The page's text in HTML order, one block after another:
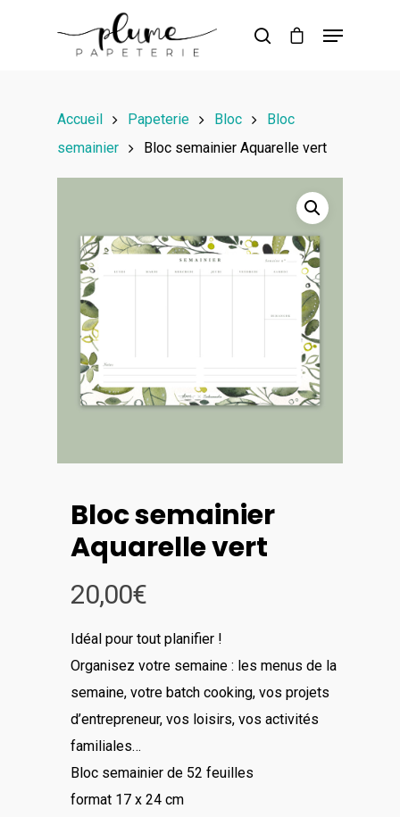
Accueil Papeterie Bloc
Bloc
semainier
Bloc semainier Aquarelle vert
Bloc semainier
Aquarelle vert
20,00€
Idéal pour tout planifier !
Organisez votre semaine : les menus de la
semaine, votre batch cooking, vos projets
d’entrepreneur, vos loisirs, vos activités
familiales…
Bloc semainier de 52 feuilles
format 17 x 24 cm